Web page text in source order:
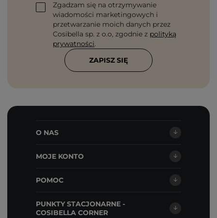
Zgadzam się na otrzymywanie
wiadomości marketingowych i
przetwarzanie moich danych przez
Cosibella sp. z o.o, zgodnie z polityką
prywatności.
ZAPISZ SIĘ
O NAS
MOJE KONTO
POMOC
PUNKTY STACJONARNE -
COSIBELLA CORNER